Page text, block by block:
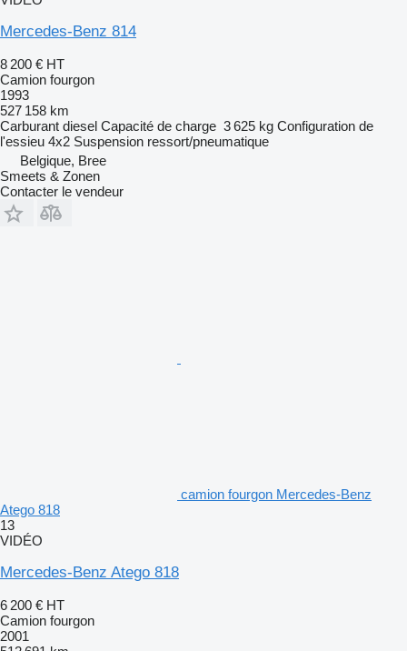
Mercedes-Benz 814
8 200 € HT
Camion fourgon
1993
527 158 km
Carburant diesel Capacité de charge 3 625 kg Configuration de
l'essieu 4x2 Suspension ressort/pneumatique
Belgique, Bree
Smeets & Zonen
Contacter le vendeur
camion fourgon Mercedes-Benz
Atego 818
13
VIDÉO
Mercedes-Benz Atego 818
6 200 € HT
Camion fourgon
2001